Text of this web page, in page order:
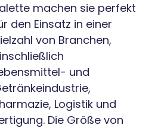
machen sie perfekt
den Einsatz in einer
von Branchen,
und
Logistik und
Die Größe von